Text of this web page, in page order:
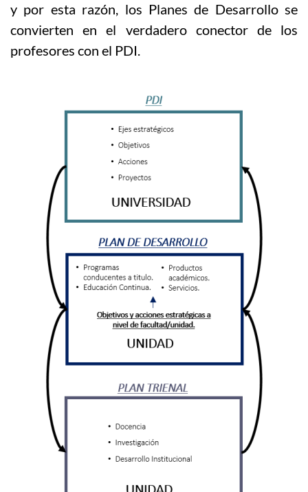
y por esta razón, los Planes de Desarrollo se
convierten en el verdadero conector de los
profesores con el PDI.